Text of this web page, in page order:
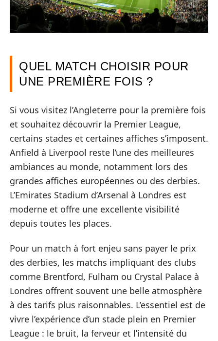
QUEL MATCH CHOISIR POUR
UNE PREMIÈRE FOIS ?
Si vous visitez l’Angleterre pour la première fois
et souhaitez découvrir la Premier League,
certains stades et certaines affiches s’imposent.
Anfield à Liverpool reste l’une des meilleures
ambiances au monde, notamment lors des
grandes affiches européennes ou des derbies.
L’Emirates Stadium d’Arsenal à Londres est
moderne et offre une excellente visibilité
depuis toutes les places.
Pour un match à fort enjeu sans payer le prix
des derbies, les matchs impliquant des clubs
comme Brentford, Fulham ou Crystal Palace à
Londres offrent souvent une belle atmosphère
à des tarifs plus raisonnables. L’essentiel est de
vivre l’expérience d’un stade plein en Premier
League : le bruit, la ferveur et l’intensité du